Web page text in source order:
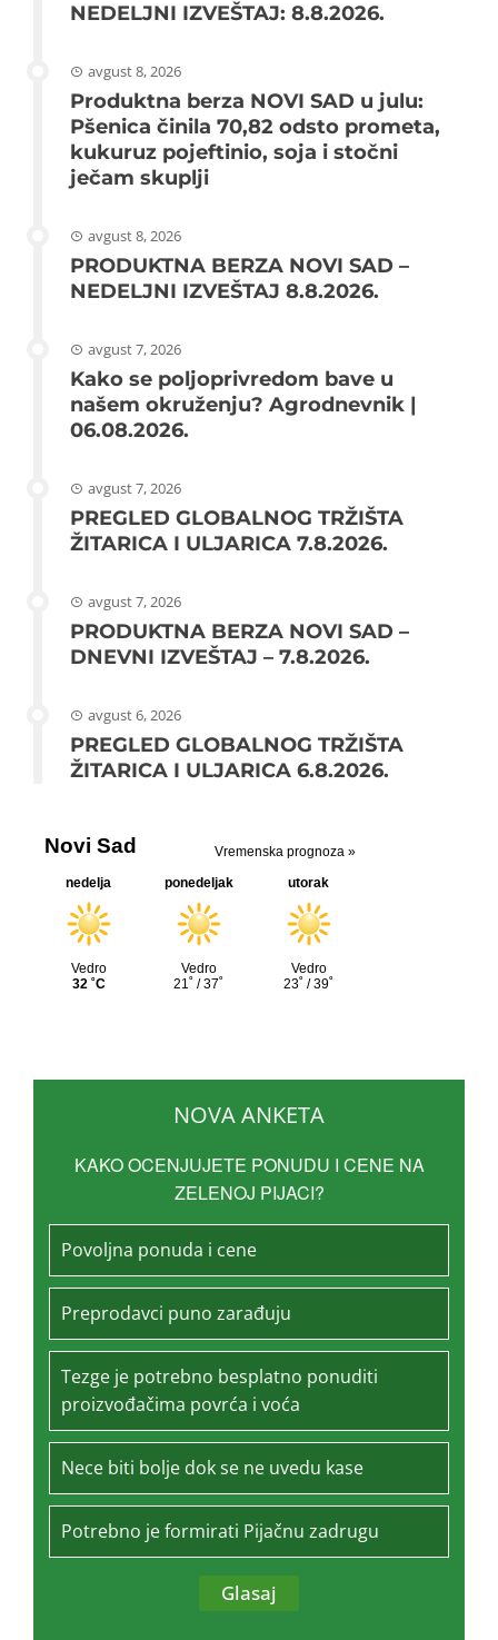
NEDELJNI IZVEŠTAJ: 8.8.2026.
avgust 8, 2026
Produktna berza NOVI SAD u julu:
Pšenica činila 70,82 odsto prometa,
kukuruz pojeftinio, soja i stočni
ječam skuplji
avgust 8, 2026
PRODUKTNA BERZA NOVI SAD –
NEDELJNI IZVEŠTAJ 8.8.2026.
avgust 7, 2026
Kako se poljoprivredom bave u
našem okruženju? Agrodnevnik |
06.08.2026.
avgust 7, 2026
PREGLED GLOBALNOG TRŽIŠTA
ŽITARICA I ULJARICA 7.8.2026.
avgust 7, 2026
PRODUKTNA BERZA NOVI SAD –
DNEVNI IZVEŠTAJ – 7.8.2026.
avgust 6, 2026
PREGLED GLOBALNOG TRŽIŠTA
ŽITARICA I ULJARICA 6.8.2026.
NOVA ANKETA
KAKO OCENJUJETE PONUDU I CENE NA
ZELENOJ PIJACI?
Povoljna ponuda i cene
Preprodavci puno zarađuju
Tezge je potrebno besplatno ponuditi
proizvođačima povrća i voća
Nece biti bolje dok se ne uvedu kase
Potrebno je formirati Pijačnu zadrugu